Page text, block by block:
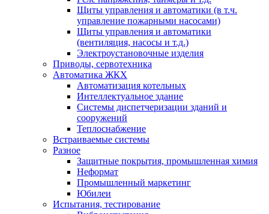
Щиты управления и автоматики (в т.ч.
управление пожарными насосами)
Щиты управления и автоматики
(вентиляция, насосы и т.д.)
Электроустановочные изделия
Приводы, сервотехника
Автоматика ЖКХ
Автоматизация котельных
Интеллектуальное здание
Системы диспетчеризации зданий и
сооружений
Теплоснабжение
Встраиваемые системы
Разное
Защитные покрытия, промышленная химия
Неформат
Промышленный маркетинг
Юбилеи
Испытания, тестирование